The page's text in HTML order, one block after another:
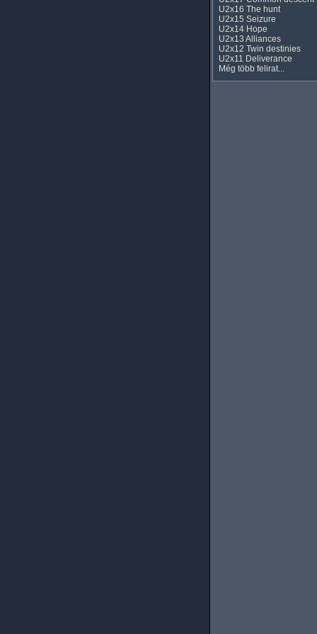
U2x16 The hunt
U2x15 Seizure
U2x14 Hope
U2x13 Alliances
U2x12 Twin destinies
U2x11 Deliverance
Még több felirat...